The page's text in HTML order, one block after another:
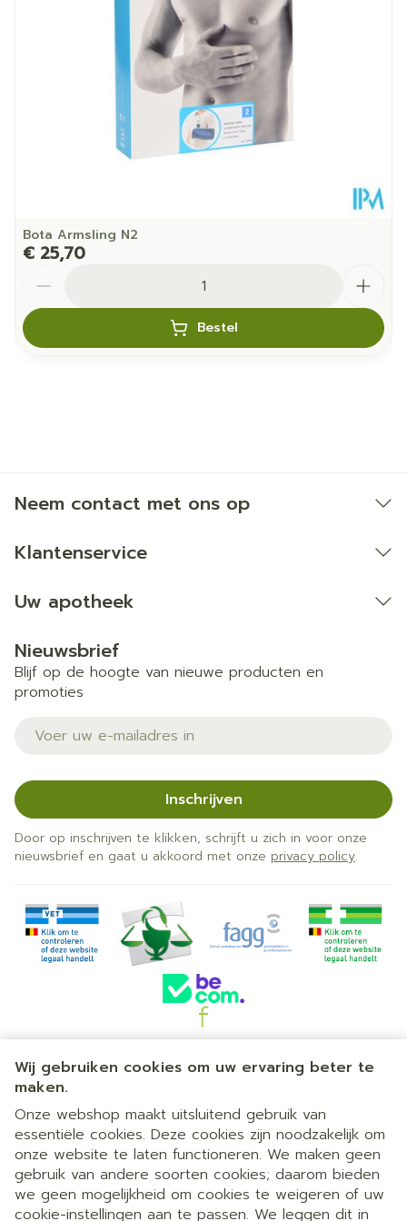
Wij gebruiken cookies om uw ervaring beter te
maken.
Onze webshop maakt uitsluitend gebruik van
essentiële cookies. Deze cookies zijn noodzakelijk om
onze website te laten functioneren. We maken geen
gebruik van andere soorten cookies; daarom bieden
we geen mogelijkheid om cookies te weigeren of uw
cookie-instellingen aan te passen. We leggen dit in
Kamertemperatuur (15°C -
25°C)
Bota Armsling N2
€ 25,70
Bestel
Neem contact met ons op
Klantenservice
Uw apotheek
Nieuwsbrief
Blijf op de hoogte van nieuwe producten en
promoties
E-mail adres
Inschrijven
Door op inschrijven te klikken, schrijft u zich in voor onze
nieuwsbrief en gaat u akkoord met onze privacy policy.
Juridische links